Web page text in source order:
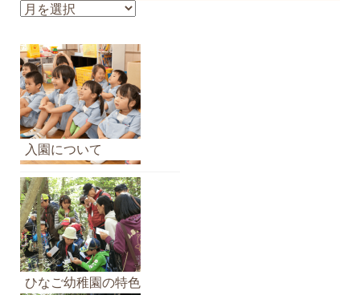
お
ら
せ
の
ア
ー
カ
イ
ブ
入園について
ひなご幼稚園の特色